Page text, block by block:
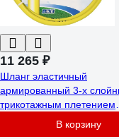
11 265 ₽
Шланг эластичный
армированный 3-х
трикотажным плетением
ТРИКОДЖИ/TRICOGI 15
(5/8"), 50 м, Р=7 бар GF
В корзину